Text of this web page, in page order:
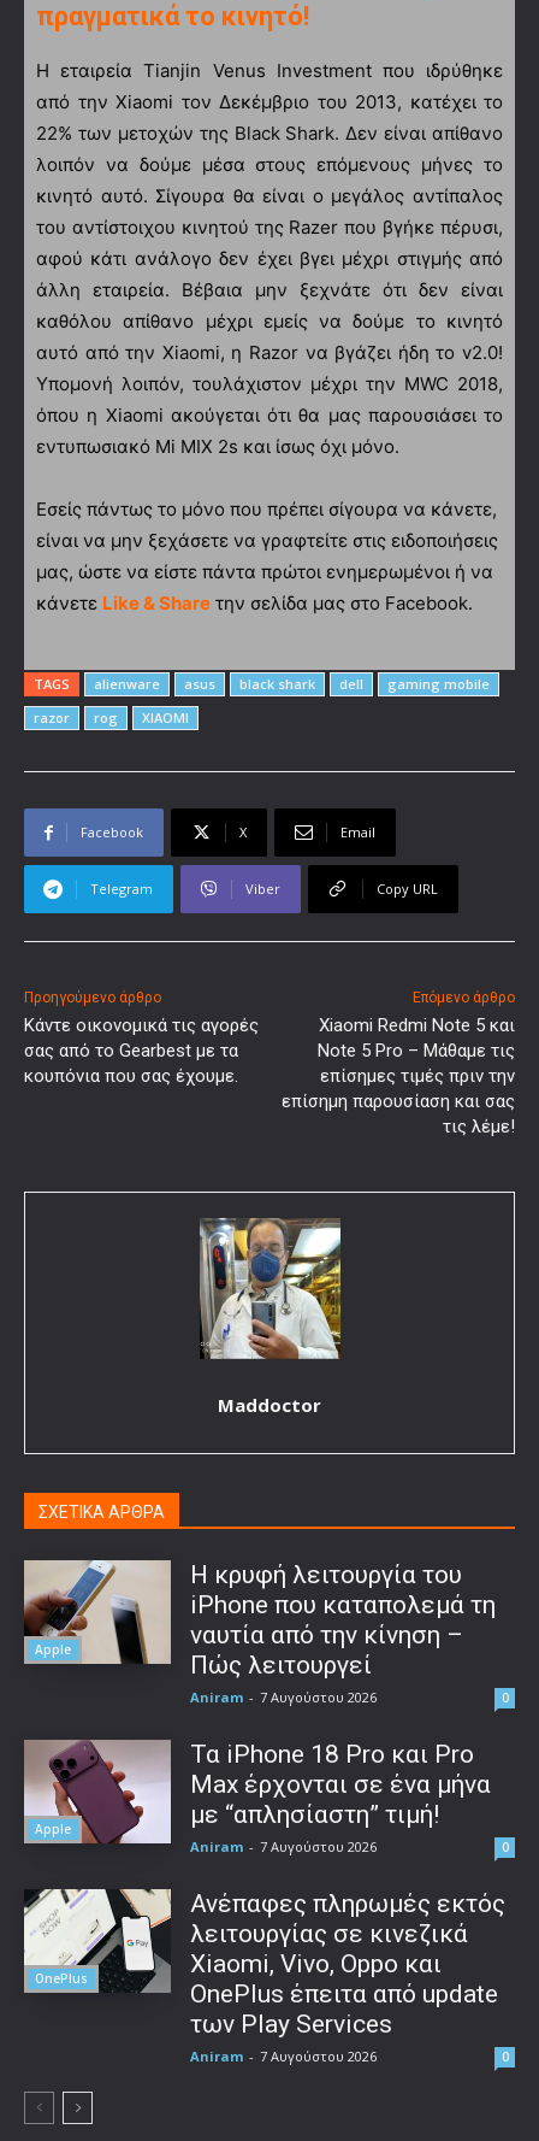
πραγματικά το κινητό!
Η εταιρεία Tianjin Venus Investment που ιδρύθηκε
από την Xiaomi τον Δεκέμβριο του 2013, κατέχει το
22% των μετοχών της Black Shark. Δεν είναι απίθανο
λοιπόν να δούμε μέσα στους επόμενους μήνες το
κινητό αυτό. Σίγουρα θα είναι ο μεγάλος αντίπαλος
του αντίστοιχου κινητού της Razer που βγήκε πέρυσι,
αφού κάτι ανάλογο δεν έχει βγει μέχρι στιγμής από
άλλη εταιρεία. Βέβαια μην ξεχνάτε ότι δεν είναι
καθόλου απίθανο μέχρι εμείς να δούμε το κινητό
αυτό από την Xiaomi, η Razor να βγάζει ήδη το v2.0!
Υπομονή λοιπόν, τουλάχιστον μέχρι την MWC 2018,
όπου η Xiaomi ακούγεται ότι θα μας παρουσιάσει το
εντυπωσιακό Mi MIX 2s και ίσως όχι μόνο.
Εσείς πάντως το μόνο που πρέπει σίγουρα να κάνετε,
είναι να μην ξεχάσετε να γραφτείτε στις ειδοποιήσεις
μας, ώστε να είστε πάντα πρώτοι ενημερωμένοι ή να
κάνετε Like & Share την σελίδα μας στο Facebook.
TAGS alienware asus black shark dell
gaming mobile
razor
rog XIAOMI
Facebook X Email
Telegram Viber Copy URL
Προηγούμενο άρθρο
Κάντε οικονομικά τις αγορές
σας από το Gearbest με τα
κουπόνια που σας έχουμε.
Επόμενο άρθρο
Xiaomi Redmi Note 5 και
Note 5 Pro – Μάθαμε τις
επίσημες τιμές πριν την
επίσημη παρουσίαση και σας
τις λέμε!
Maddoctor
ΣΧΕΤΙΚΑ ΑΡΘΡΑ
Apple
Η κρυφή λειτουργία του
iPhone που καταπολεμά τη
ναυτία από την κίνηση –
Πώς λειτουργεί
Aniram - 7 Αυγούστου 2026 0
Apple
Τα iPhone 18 Pro και Pro
Max έρχονται σε ένα μήνα
με “απλησίαστη” τιμή!
Aniram - 7 Αυγούστου 2026 0
OnePlus
Ανέπαφες πληρωμές εκτός
λειτουργίας σε κινεζικά
Xiaomi, Vivo, Oppo και
OnePlus έπειτα από update
των Play Services
Aniram - 7 Αυγούστου 2026 0